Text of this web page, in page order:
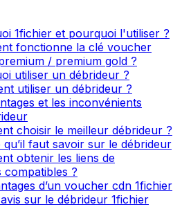
1fichier et pourquoi l'utiliser ?
fonctionne la clé voucher
/ premium gold ?
utiliser un débrideur ?
utiliser un débrideur ?
et les inconvénients
choisir le meilleur débrideur ?
faut savoir sur le débrideur
obtenir les liens de
compatibles ?
d’un voucher cdn 1fichier
sur le débrideur 1fichier